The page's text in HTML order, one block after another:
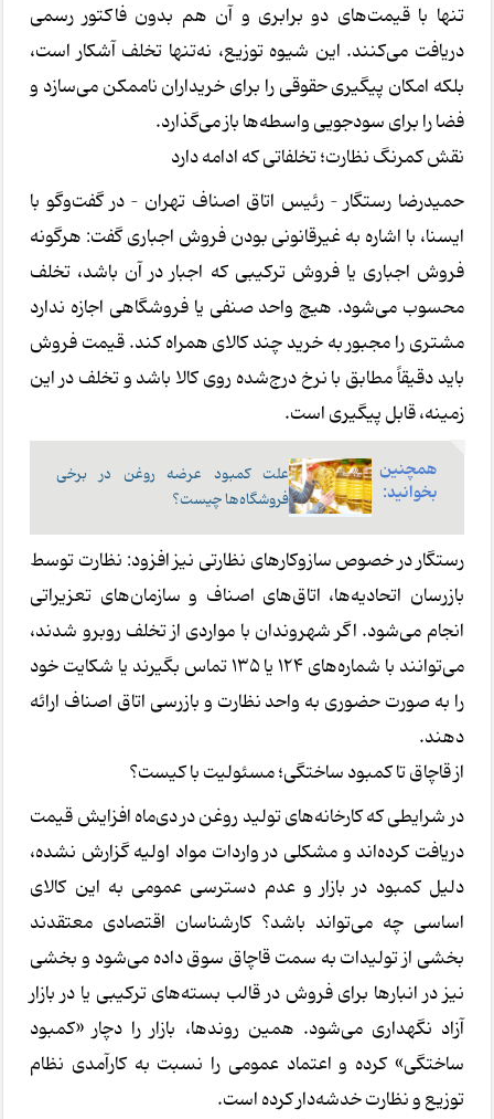
تنها با قیمت‌های دو برابری و آن هم بدون فاکتور رسمی
دریافت می‌کنند. این شیوه توزیع، نه‌تنها تخلف آشکار است،
بلکه امکان پیگیری حقوقی را برای خریداران ناممکن می‌سازد و
فضا را برای سودجویی واسطه‌ها باز می‌گذارد.
نقش کمرنگ نظارت؛ تخلفاتی که ادامه دارد
حمیدرضا رستگار – رئیس اتاق اصناف تهران – در گفت‌وگو با
ایسنا، با اشاره به غیرقانونی بودن فروش اجباری گفت: هرگونه
فروش اجباری یا فروش ترکیبی که اجبار در آن باشد، تخلف
محسوب می‌شود. هیچ واحد صنفی یا فروشگاهی اجازه ندارد
مشتری را مجبور به خرید چند کالای همراه کند. قیمت فروش
باید دقیقاً مطابق با نرخ درج‌شده روی کالا باشد و تخلف در این
زمینه، قابل پیگیری است.
همچنین
بخوانید:
علت کمبود عرضه روغن در برخی
فروشگاه‌ها چیست؟
رستگار در خصوص سازوکارهای نظارتی نیز افزود: نظارت توسط
بازرسان اتحادیه‌ها، اتاق‌های اصناف و سازمان‌های تعزیراتی
انجام می‌شود. اگر شهروندان با مواردی از تخلف روبرو شدند،
می‌توانند با شماره‌های ۱۲۴ یا ۱۳۵ تماس بگیرند یا شکایت خود
را به صورت حضوری به واحد نظارت و بازرسی اتاق اصناف ارائه
دهند.
از قاچاق تا کمبود ساختگی؛ مسئولیت با کیست؟
در شرایطی که کارخانه‌های تولید روغن در دی‌ماه افزایش قیمت
دریافت کرده‌اند و مشکلی در واردات مواد اولیه گزارش نشده،
دلیل کمبود در بازار و عدم دسترسی عمومی به این کالای
اساسی چه می‌تواند باشد؟ کارشناسان اقتصادی معتقدند
بخشی از تولیدات به سمت قاچاق سوق داده می‌شود و بخشی
نیز در انبارها برای فروش در قالب بسته‌های ترکیبی یا در بازار
آزاد نگهداری می‌شود. همین روندها، بازار را دچار «کمبود
ساختگی» کرده و اعتماد عمومی را نسبت به کارآمدی نظام
توزیع و نظارت خدشه‌دار کرده است.